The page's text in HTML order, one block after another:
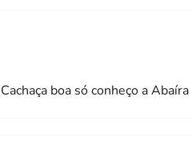
boa só conheço a Abaíra